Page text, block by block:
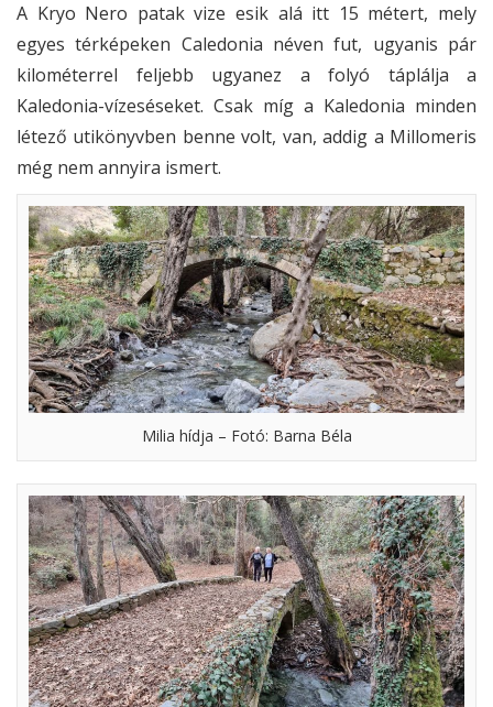
A Kryo Nero patak vize esik alá itt 15 métert, mely
egyes térképeken Caledonia néven fut, ugyanis pár
kilométerrel feljebb ugyanez a folyó táplálja a
Kaledonia-vízeséseket. Csak míg a Kaledonia minden
létező utikönyvben benne volt, van, addig a Millomeris
még nem annyira ismert.
Milia hídja – Fotó: Barna Béla